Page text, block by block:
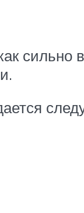
сильно